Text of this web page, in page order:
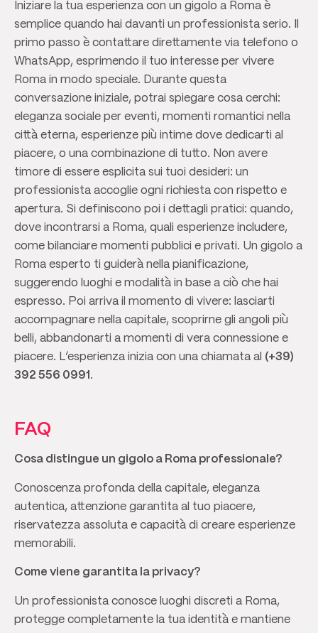
Iniziare la tua esperienza con un gigolo a Roma è
semplice quando hai davanti un professionista serio. Il
primo passo è contattare direttamente via telefono o
WhatsApp, esprimendo il tuo interesse per vivere
Roma in modo speciale. Durante questa
conversazione iniziale, potrai spiegare cosa cerchi:
eleganza sociale per eventi, momenti romantici nella
città eterna, esperienze più intime dove dedicarti al
piacere, o una combinazione di tutto. Non avere
timore di essere esplicita sui tuoi desideri: un
professionista accoglie ogni richiesta con rispetto e
apertura. Si definiscono poi i dettagli pratici: quando,
dove incontrarsi a Roma, quali esperienze includere,
come bilanciare momenti pubblici e privati. Un gigolo a
Roma esperto ti guiderà nella pianificazione,
suggerendo luoghi e modalità in base a ciò che hai
espresso. Poi arriva il momento di vivere: lasciarti
accompagnare nella capitale, scoprirne gli angoli più
belli, abbandonarti a momenti di vera connessione e
piacere. L’esperienza inizia con una chiamata al (+39)
392 556 0991 .
FAQ
Cosa distingue un gigolo a Roma professionale?
Conoscenza profonda della capitale, eleganza
autentica, attenzione garantita al tuo piacere,
riservatezza assoluta e capacità di creare esperienze
memorabili.
Come viene garantita la privacy?
Un professionista conosce luoghi discreti a Roma,
protegge completamente la tua identità e mantiene